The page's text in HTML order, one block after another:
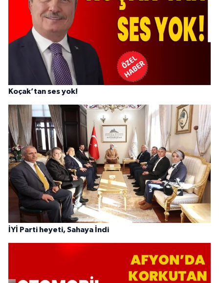
Koçak’tan ses yok!
İYİ Parti heyeti, Sahaya İndi